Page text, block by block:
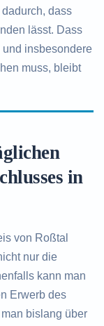
dass
lässt. Dass
insbesondere
muss, bleibt
in
von Roßtal
nur die
kann man
Erwerb des
bislang über